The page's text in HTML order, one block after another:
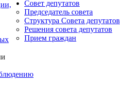
Совет депутатов
Председатель совета
Структура Совета депутатов
Решения совета депутатов
Прием граждан